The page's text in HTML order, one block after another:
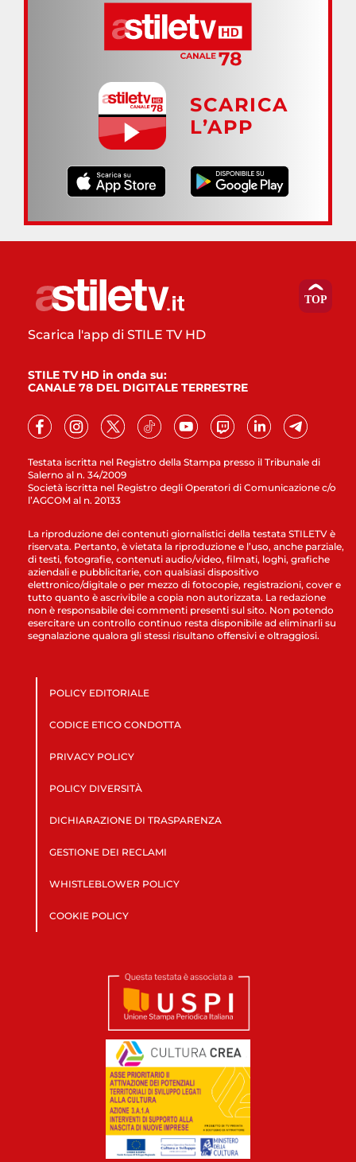
SCARICA
L’APP
Testata iscritta nel Registro della Stampa presso il Tribunale di
Salerno al n. 34/2009
Società iscritta nel Registro degli Operatori di Comunicazione c/o
l’AGCOM al n. 20133
Scarica l'app di STILE TV HD
STILE TV HD in onda su:
CANALE 78 DEL DIGITALE TERRESTRE
La riproduzione dei contenuti giornalistici della testata STILETV è
riservata. Pertanto, è vietata la riproduzione e l’uso, anche parziale,
di testi, fotografie, contenuti audio/video, filmati, loghi, grafiche
aziendali e pubblicitarie, con qualsiasi dispositivo
elettronico/digitale o per mezzo di fotocopie, registrazioni, cover e
tutto quanto è ascrivibile a copia non autorizzata. La redazione
non è responsabile dei commenti presenti sul sito. Non potendo
esercitare un controllo continuo resta disponibile ad eliminarli su
segnalazione qualora gli stessi risultano offensivi e oltraggiosi.
POLICY EDITORIALE
CODICE ETICO CONDOTTA
PRIVACY POLICY
POLICY DIVERSITÀ
DICHIARAZIONE DI TRASPARENZA
GESTIONE DEI RECLAMI
WHISTLEBLOWER POLICY
COOKIE POLICY